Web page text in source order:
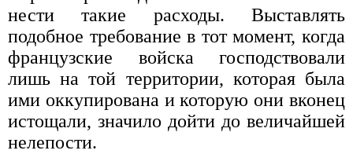
нести такие расходы. Выставлять
подобное требование в тот момент, когда
французские войска господствовали
лишь на той территории, которая была
ими оккупирована и которую они вконец
истощали, значило дойти до величайшей
нелепости.